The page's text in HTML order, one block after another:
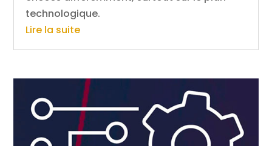
technologique.
Lire la suite